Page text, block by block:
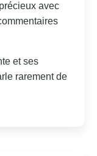
avec
et ses
rarement de